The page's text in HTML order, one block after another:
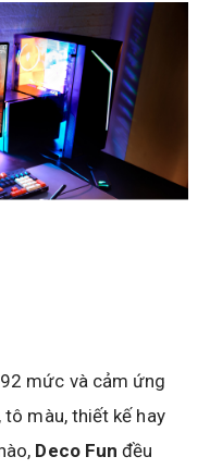
mức và cảm ứng
tô màu, thiết kế hay
Deco Fun đều